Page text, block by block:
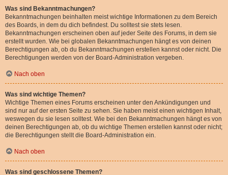
Was sind Bekanntmachungen?
Bekanntmachungen beinhalten meist wichtige Informationen zu dem Bereich
des Boards, in dem du dich befindest. Du solltest sie stets lesen.
Bekanntmachungen erscheinen oben auf jeder Seite des Forums, in dem sie
erstellt wurden. Wie bei globalen Bekanntmachungen hängt es von deinen
Berechtigungen ab, ob du Bekanntmachungen erstellen kannst oder nicht. Die
Berechtigungen werden von der Board-Administration vergeben.
Nach oben
Was sind wichtige Themen?
Wichtige Themen eines Forums erscheinen unter den Ankündigungen und
sind nur auf der ersten Seite zu sehen. Sie haben meist einen wichtigen Inhalt,
weswegen du sie lesen solltest. Wie bei den Bekanntmachungen hängt es von
deinen Berechtigungen ab, ob du wichtige Themen erstellen kannst oder nicht;
die Berechtigungen stellt die Board-Administration ein.
Nach oben
Was sind geschlossene Themen?